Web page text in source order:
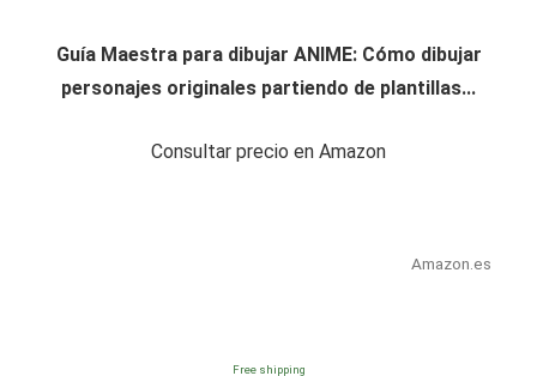
Guía Maestra para dibujar ANIME: Cómo dibujar
personajes originales partiendo de plantillas...
Consultar precio en Amazon
Amazon.es
Free shipping